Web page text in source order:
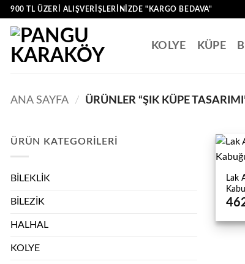
İçeriğe
900 TL ÜZERI ALIŞVERIŞLERINIZDE "KARGO BEDAVA"
KOLYE KÜPE
ANA SAYFA / ÜRÜNLER “ŞIK KÜPE
ÜRÜN KATEGORILERI
BİLEKLİK
BİLEZİK
HALHAL
KOLYE
Lak